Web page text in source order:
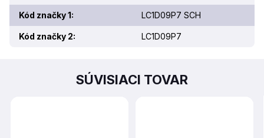
Kód značky 1: LC1D09P7 SCH
Kód značky 2: LC1D09P7
SÚVISIACI TOVAR